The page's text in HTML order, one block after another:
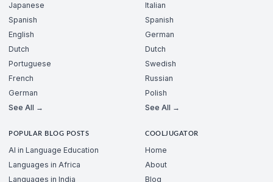
Japanese
Spanish
English
Dutch
Portuguese
French
German
See All →
Italian
Spanish
German
Dutch
Swedish
Russian
Polish
See All →
POPULAR BLOG POSTS
AI in Language Education
Languages in Africa
Languages in India
COOLJUGATOR
Home
About
Blog